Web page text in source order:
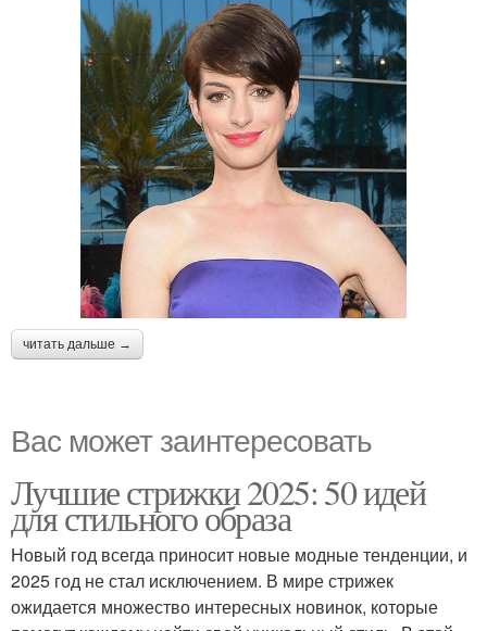
читать дальше →
Вас может заинтересовать
Лучшие стрижки 2025: 50 идей
для стильного образа
Новый год всегда приносит новые модные тенденции, и
2025 год не стал исключением. В мире стрижек
ожидается множество интересных новинок, которые